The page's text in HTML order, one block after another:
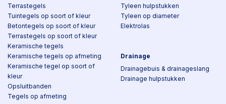
Terrastegels
Tuintegels op soort of kleur
Betontegels op soort of kleur
Terrastegels op soort of kleur
Keramische tegels
Keramische tegels op afmeting
Keramische tegel op soort of
kleur
Opsluitbanden
Tegels op afmeting
Tyleen hulpstukken
Tyleen op diameter
Elektrolas
Drainage
Drainagebuis & drainageslang
Drainage hulpstukken